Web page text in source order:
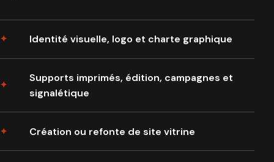
Identité visuelle, logo et charte graphique
Supports imprimés, édition, campagnes et
signalétique
Création ou refonte de site vitrine